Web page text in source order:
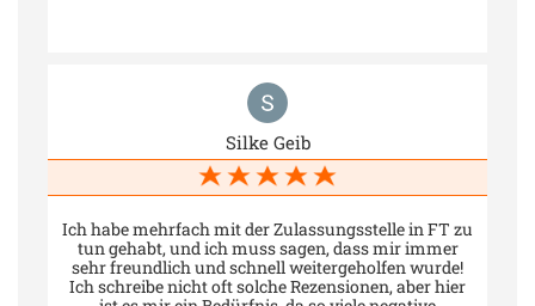
Silke Geib
Ich habe mehrfach mit der Zulassungsstelle in FT zu
tun gehabt, und ich muss sagen, dass mir immer
sehr freundlich und schnell weitergeholfen wurde!
Ich schreibe nicht oft solche Rezensionen, aber hier